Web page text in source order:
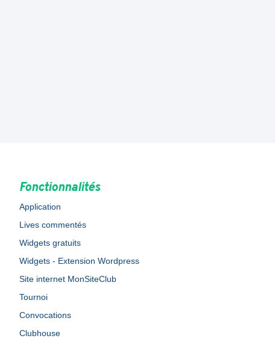
Fonctionnalités
Application
Lives commentés
Widgets gratuits
Widgets - Extension Wordpress
Site internet MonSiteClub
Tournoi
Convocations
Clubhouse